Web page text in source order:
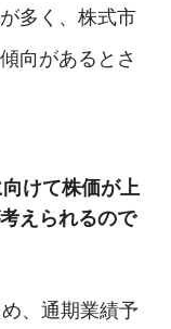
多く、株式市
向があるとさ
けて株価が上
えられるので
、通期業績予